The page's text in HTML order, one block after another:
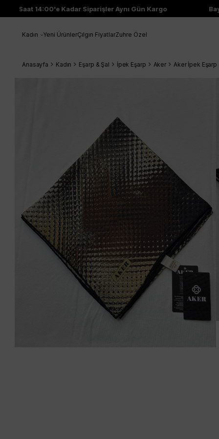
Saat 14:00'e Kadar Siparişler Aynı Gün Kargo Bayi
Kadın Yeni ÜrünlerÇılgın FiyatlarZuhre Özel
Anasayfa Kadın Eşarp & Şal İpek Eşarp Aker Aker İpek Eşarp